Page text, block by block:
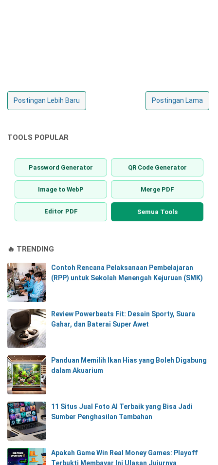
Postingan Lebih Baru Postingan Lama
TOOLS POPULAR
Password Generator QR Code Generator
Image to WebP Merge PDF
Editor PDF Semua Tools
🔥 TRENDING
Contoh Rencana Pelaksanaan Pembelajaran
(RPP) untuk Sekolah Menengah Kejuruan (SMK)
Review Powerbeats Fit: Desain Sporty, Suara
Gahar, dan Baterai Super Awet
Panduan Memilih Ikan Hias yang Boleh Digabung
dalam Akuarium
11 Situs Jual Foto AI Terbaik yang Bisa Jadi
Sumber Penghasilan Tambahan
Apakah Game Win Real Money Games: Playoff
Terbukti Membayar Ini Ulasan Jujurnya